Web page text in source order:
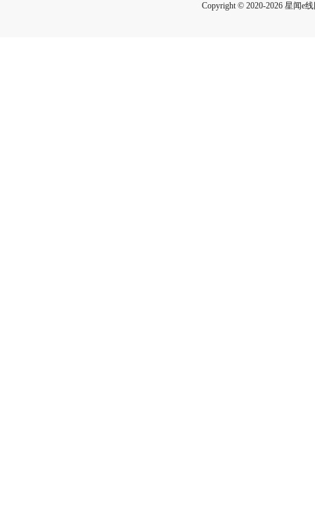
Copyright © 2020-2026 星闻e